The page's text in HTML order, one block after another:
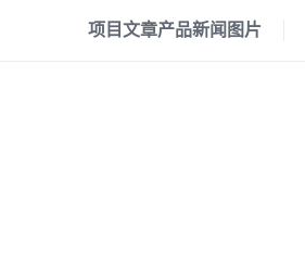
项目文章产品新闻 图片